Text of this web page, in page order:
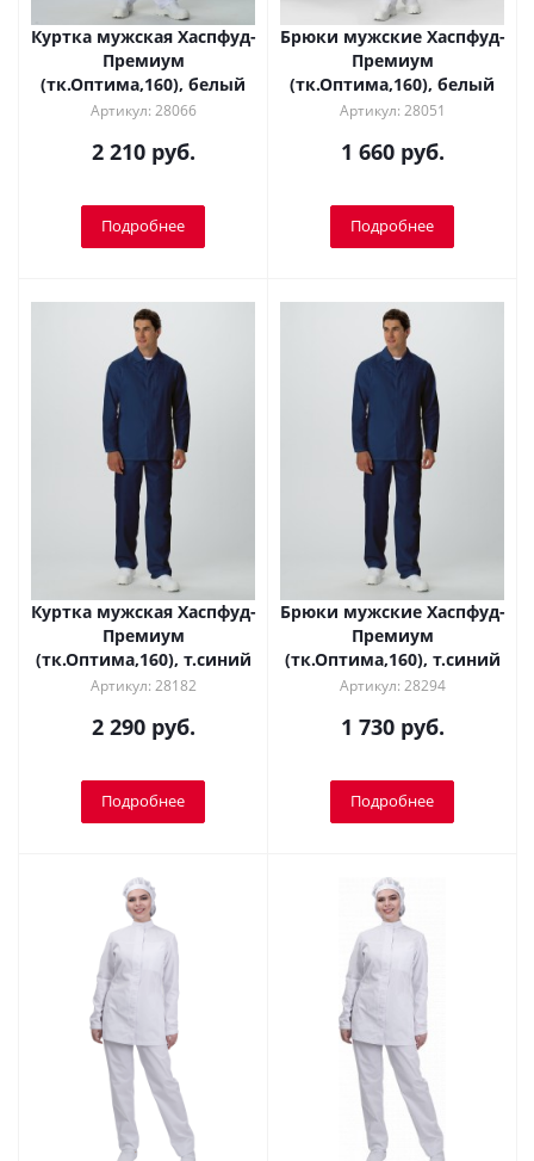
Куртка мужская Хаспфуд-
Премиум
(тк.Оптима,160), белый
Артикул: 28066
2 210 руб.
Подробнее
Брюки мужские Хаспфуд-
Премиум
(тк.Оптима,160), белый
Артикул: 28051
1 660 руб.
Подробнее
Куртка мужская Хаспфуд-
Премиум
(тк.Оптима,160), т.синий
Артикул: 28182
2 290 руб.
Подробнее
Брюки мужские Хаспфуд-
Премиум
(тк.Оптима,160), т.синий
Артикул: 28294
1 730 руб.
Подробнее